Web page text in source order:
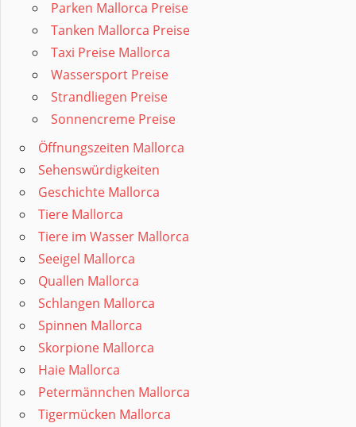
Parken Mallorca Preise
Tanken Mallorca Preise
Taxi Preise Mallorca
Wassersport Preise
Strandliegen Preise
Sonnencreme Preise
Öffnungszeiten Mallorca
Sehenswürdigkeiten
Geschichte Mallorca
Tiere Mallorca
Tiere im Wasser Mallorca
Seeigel Mallorca
Quallen Mallorca
Schlangen Mallorca
Spinnen Mallorca
Skorpione Mallorca
Haie Mallorca
Petermännchen Mallorca
Tigermücken Mallorca